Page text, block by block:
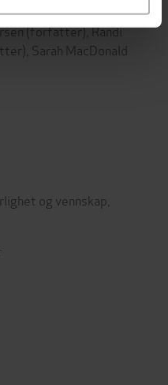
(forfatter),Randi
Sarah MacDonald
og vennskap